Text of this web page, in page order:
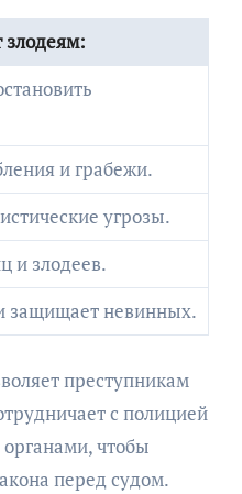
злодеям:
и грабежи.
угрозы.
и злодеев.
защищает невинных.
преступникам
с полицией
чтобы
перед судом.